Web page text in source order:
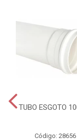
TUBO ESGOTO
Código: 28656